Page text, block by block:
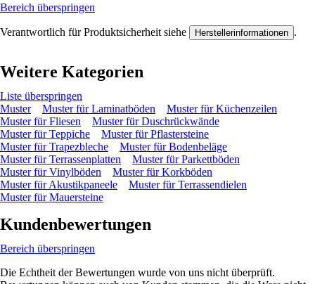
Bereich überspringen
Verantwortlich für Produktsicherheit siehe Herstellerinformationen .
Weitere Kategorien
Liste überspringen
Muster
Muster für Laminatböden
Muster für Küchenzeilen
Muster für Fliesen
Muster für Duschrückwände
Muster für Teppiche
Muster für Pflastersteine
Muster für Trapezbleche
Muster für Bodenbeläge
Muster für Terrassenplatten
Muster für Parkettböden
Muster für Vinylböden
Muster für Korkböden
Muster für Akustikpaneele
Muster für Terrassendielen
Muster für Mauersteine
Kundenbewertungen
Bereich überspringen
Die Echtheit der Bewertungen wurde von uns nicht überprüft.